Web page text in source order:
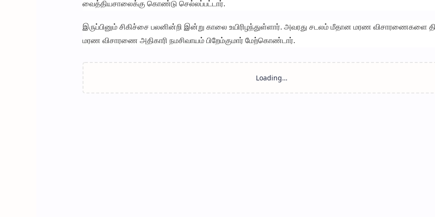
வைத்தியசாலைக்கு கொண்டு செல்லப்பட்டார்.
இருப்பினும் சிகிச்சை பலனின்றி இன்று காலை உயிரிழந்துள்ளார். அவரது சடலம் மீதான மரண விசாரணைகளை
மரண விசாரணை அதிகாரி நமசிவாயம் பிறேம்குமார் மேற்கொண்டார்.